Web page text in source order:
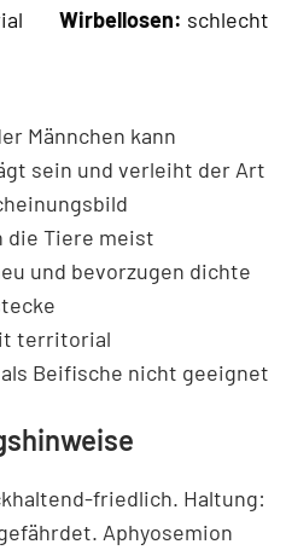
Wirbellosen: schlecht
Männchen kann
sein und verleiht der Art
die Tiere meist
und bevorzugen dichte
territorial
Beifische nicht geeignet
friedlich. Haltung:
Aphyosemion